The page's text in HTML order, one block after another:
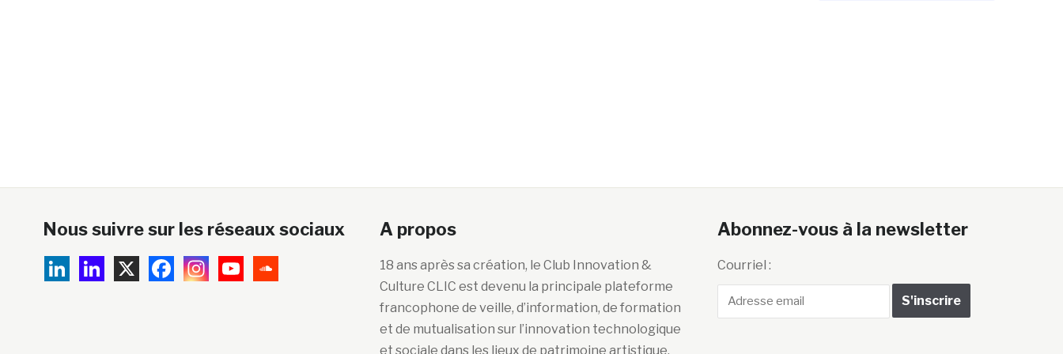
Nous suivre sur les réseaux sociaux A propos
18 ans après sa création, le Club Innovation &
Culture CLIC est devenu la principale plateforme
francophone de veille, d’information, de formation
et de mutualisation sur l’innovation technologique
et sociale dans les lieux de patrimoine artistique,
Abonnez-vous à la newsletter
Courriel :